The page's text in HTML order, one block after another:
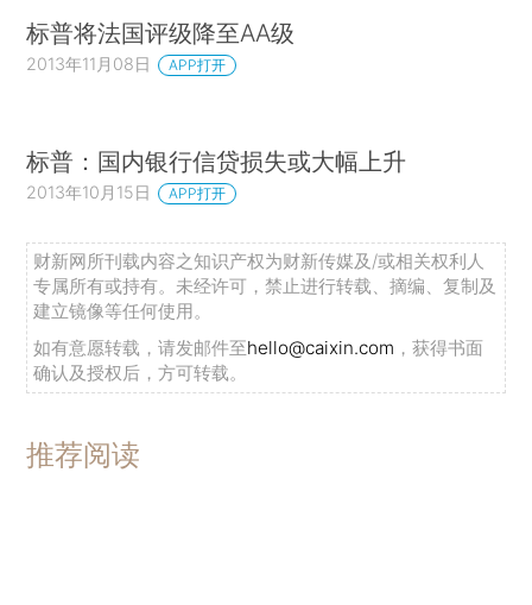
标普将法国评级降至AA级
2013年11月08日 APP打开
标普：国内银行信贷损失或大幅上升
2013年10月15日 APP打开
财新网所刊载内容之知识产权为财新传媒及/或相关权利人
专属所有或持有。未经许可，禁止进行转载、摘编、复制及
建立镜像等任何使用。
如有意愿转载，请发邮件至hello@caixin.com ，获得书面
确认及授权后，方可转载。
推荐阅读